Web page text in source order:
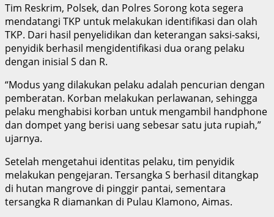
Tim Reskrim, Polsek, dan Polres Sorong kota segera
mendatangi TKP untuk melakukan identifikasi dan olah
TKP. Dari hasil penyelidikan dan keterangan saksi-saksi,
penyidik berhasil mengidentifikasi dua orang pelaku
dengan inisial S dan R.
“Modus yang dilakukan pelaku adalah pencurian dengan
pemberatan. Korban melakukan perlawanan, sehingga
pelaku menghabisi korban untuk mengambil handphone
dan dompet yang berisi uang sebesar satu juta rupiah,”
ujarnya.
Setelah mengetahui identitas pelaku, tim penyidik
melakukan pengejaran. Tersangka S berhasil ditangkap
di hutan mangrove di pinggir pantai, sementara
tersangka R diamankan di Pulau Klamono, Aimas.